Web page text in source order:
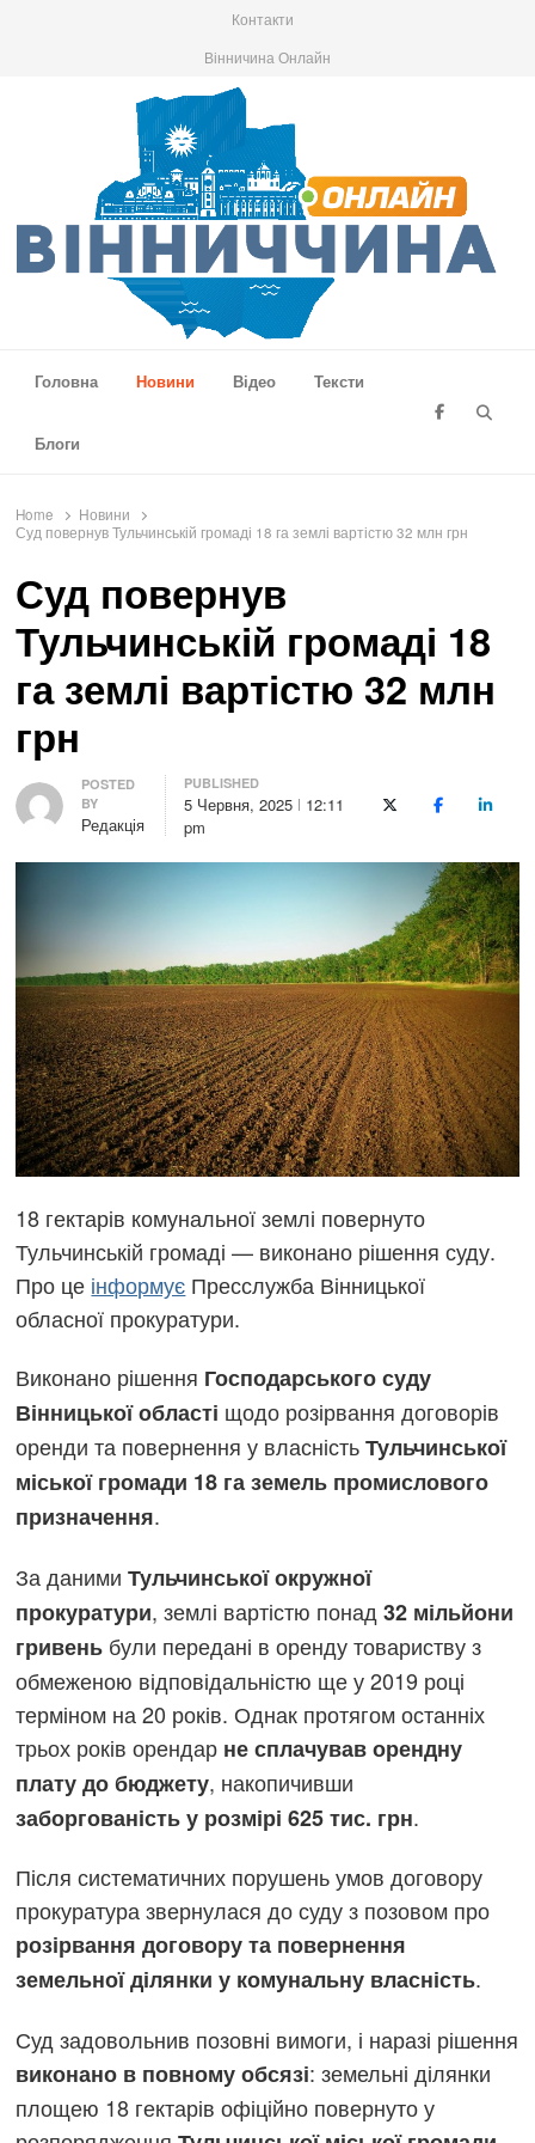
Контакти
Вінничина Онлайн
Головна
Новини Відео Тексти
Блоги
Home
Новини
Суд повернув Тульчинській громаді 18 га землі вартістю 32 млн грн
Суд повернув
Тульчинській громаді 18
га землі вартістю 32 млн
грн
Author
POSTED
BY
Редакція
PUBLISHED
5 Червня, 2025
12:11
pm
X (Twitter)Facebook
18 гектарів комунальної землі повернуто
Тульчинській громаді — виконано рішення суду.
Про це інформує Пресслужба Вінницької
обласної прокуратури.
Виконано рішення Господарського суду
Вінницької області щодо розірвання договорів
оренди та повернення у власністьТульчинської
міської громади 18 га земель промислового
призначення.
За данимиТульчинської окружної
прокуратури, землі вартістю понад32 мільйони
гривень були передані в оренду товариству з
обмеженою відповідальністю ще у 2019 році
терміном на 20 років. Однак протягом останніх
трьох років орендар не сплачував орендну
плату до бюджету, накопичивши
заборгованість у розмірі 625 тис. грн.
Після систематичних порушень умов договору
прокуратура звернулася до суду з позовом про
розірвання договору та повернення
земельної ділянки у комунальну власність.
Суд задовольнив позовні вимоги, і наразі рішення
виконано в повному обсязі: земельні ділянки
площею 18 гектарів офіційно повернуто у